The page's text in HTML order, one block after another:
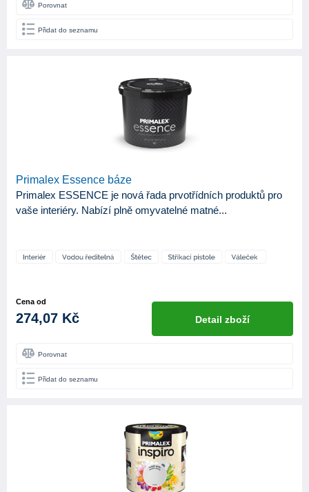
Porovnat
Přidat do seznamu
Primalex Essence báze
Primalex ESSENCE je nová řada prvotřídních produktů pro
vaše interiéry. Nabízí plně omyvatelné matné...
Cena od
274,07 Kč Detail zboží
Porovnat
Přidat do seznamu